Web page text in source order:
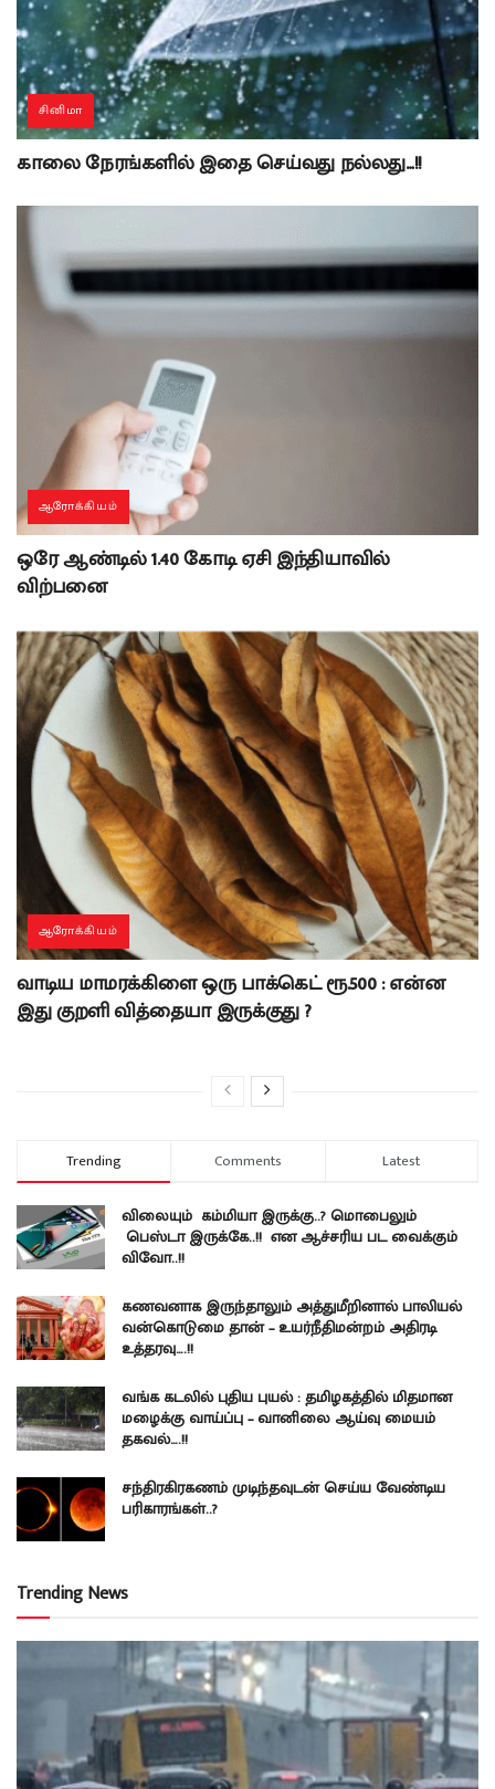
சினிமா
காலை நேரங்களில் இதை செய்வது நல்லது…!!
ஆரோக்கியம்
ஒரே ஆண்டில் 1.40 கோடி ஏசி இந்தியாவில்
விற்பனை
ஆரோக்கியம்
வாடிய மாமரக்கிளை ஒரு பாக்கெட் ரூ.500 : என்ன
இது குறளி வித்தையா இருக்குது ?
Trending Comments Latest
விலையும் கம்மியா இருக்கு..? மொபைலும்
பெஸ்டா இருக்கே..!! என ஆச்சரிய பட வைக்கும்
விவோ..!!
கணவனாக இருந்தாலும் அத்துமீறினால் பாலியல்
வன்கொடுமை தான் – உயர்நீதிமன்றம் அதிரடி
உத்தரவு….!!
வங்க கடலில் புதிய புயல் : தமிழகத்தில் மிதமான
மழைக்கு வாய்ப்பு – வானிலை ஆய்வு மையம்
தகவல்….!!
சந்திரகிரகணம் முடிந்தவுடன் செய்ய வேண்டிய
பரிகாரங்கள்..?
Trending News